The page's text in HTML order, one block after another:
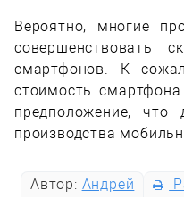
Вероятно, многие
совершенствовать
смартфонов. К
стоимость
предположение, что
производства
Автор: Андрей